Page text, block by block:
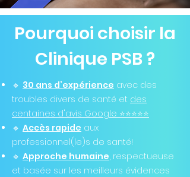
Pourquoi choisir la
Clinique PSB ?
🔹 30 ans d’expérience avec des
troubles divers de santé et des
centaines d'avis Google ⭐️⭐️⭐️⭐️⭐️
🔹 Accès rapide aux
professionnel(le)s de santé!
🔹 Approche humaine, respectueuse
et basée sur les meilleurs évidences